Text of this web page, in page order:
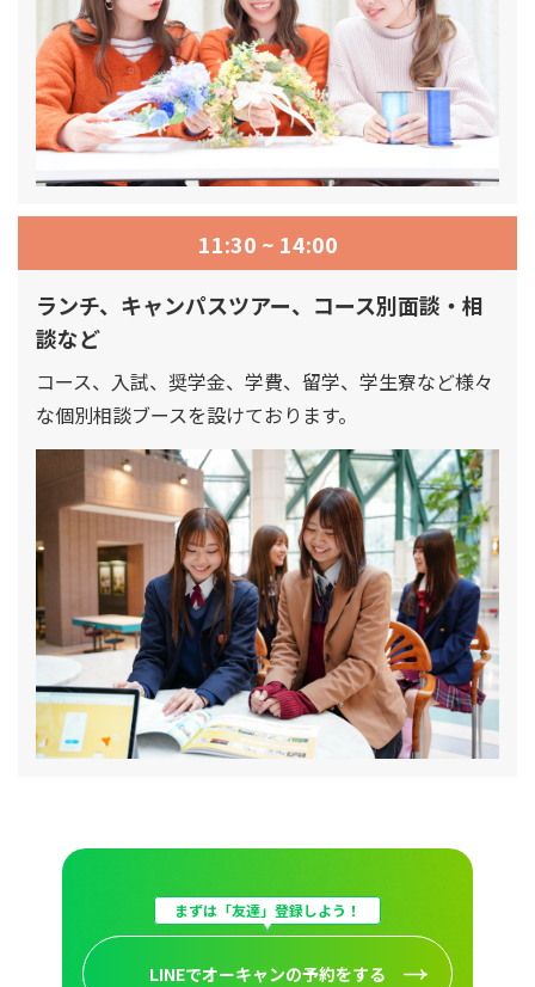
11:30 ~ 14:00
ランチ、キャンパスツアー、コース別面談・相
談など
コース、入試、奨学金、学費、留学、学生寮など様々
な個別相談ブースを設けております。
まずは「友達」登録しよう！
LINEでオーキャンの予約をする